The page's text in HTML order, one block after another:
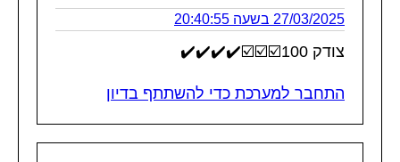
27/03/2025 בשעה 20:40:55
צודק 100☑️☑️☑️✔️✔️✔️✔️
התחבר למערכת כדי להשתתף בדיון